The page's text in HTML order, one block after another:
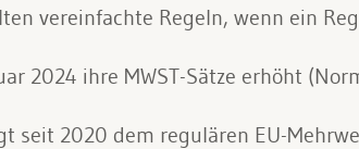
vereinfachte Regeln, wenn ein
2024 ihre MWST-Sätze erhöht
seit 2020 dem regulären EU-